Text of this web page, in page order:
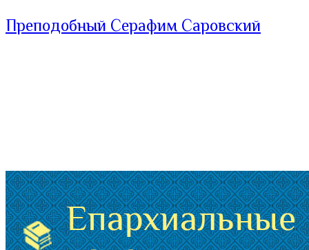
Преподобный Серафим Саровский